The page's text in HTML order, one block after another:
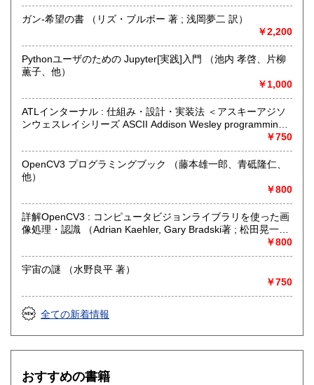
歴史、自然科学、美術工芸、趣味、サブカルチャー、古書一
般（その他）
ガン-希望の書 （リズ・ブルボー 著 ; 浅岡夢二 訳）
￥2,200
Pythonユーザのための Jupyter[実践]入門 （池内 孝啓、片柳
薫子、他）
￥1,000
ATLインターナル : 仕組み・設計・実装法 ＜アスキーアジソ
ンウェスレイシリーズ ASCII Addison Wesley programming
series＞ （Brent Rector, Chris Sells 著 ; QUIPU LLC 訳）￥750
OpenCV3 プログラミングブック （藤本雄一郎、青砥隆仁、
他）
￥800
詳解OpenCV3 : コンピュータビジョンライブラリを使った画
像処理・認識 （Adrian Kaehler, Gary Bradski著 ; 松田晃一
￥800
宇宙の謎 （水野良平 著）
￥750
全ての新着情報
おすすめの書籍